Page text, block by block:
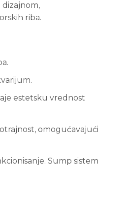
dizajnom,
riba.
estetsku vrednost
omogućavajući
Sump sistem